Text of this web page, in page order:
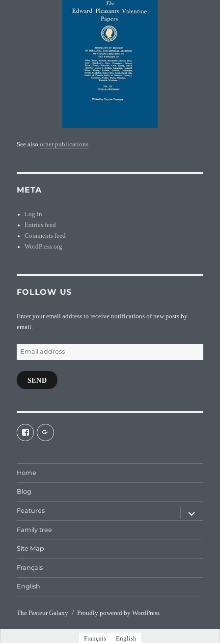
See alsoother publications
META
Log in
Entries feed
Comments feed
WordPress.org
FOLLOW US
Enter your email address to receive notifications of new posts by
email.
Email
address
SEND
View
galaxiepasteur’s
profile
View
112462204827863790232’s
Home
Blog
Features
child
menu
Family tree
Site Map
Français
English
The Pasteur Galaxy Proudly powered by WordPress
Français English